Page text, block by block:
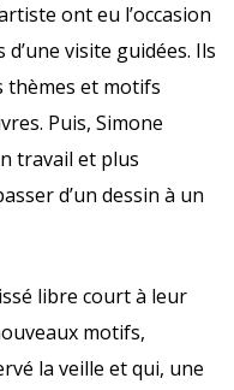
ont eu l’occasion
visite guidées. Ils
thèmes et motifs
Puis, Simone
travail et plus
d’un dessin à un
libre court à leur
motifs,
la veille et qui, une